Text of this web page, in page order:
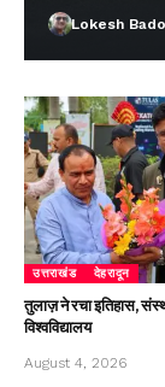
Lokesh
उत्तराखंड देहरादून
तुलाज़ ने रचा इतिहास,
विश्वविद्यालय
August 4, 2026